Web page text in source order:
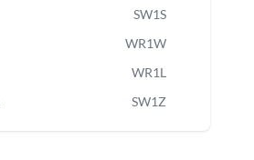
SW1S
WR1W
WR1L
SW1Z